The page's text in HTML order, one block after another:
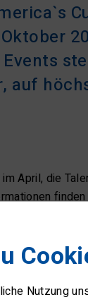
auf
April, die
Nutzung